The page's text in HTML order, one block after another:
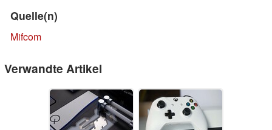
Quelle(n)
Mifcom
Verwandte Artikel